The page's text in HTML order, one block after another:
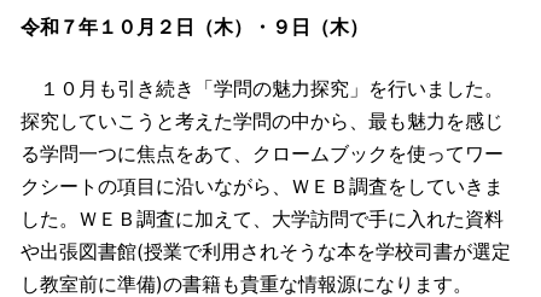
令和７年１０月２日（木）・９日（木）
１０月も引き続き「学問の魅力探究」を行いました。
探究していこうと考えた学問の中から、最も魅力を感じ
る学問一つに焦点をあて、クロームブックを使ってワー
クシートの項目に沿いながら、ＷＥＢ調査をしていきま
した。ＷＥＢ調査に加えて、大学訪問で手に入れた資料
や出張図書館(授業で利用されそうな本を学校司書が選定
し教室前に準備)の書籍も貴重な情報源になります。